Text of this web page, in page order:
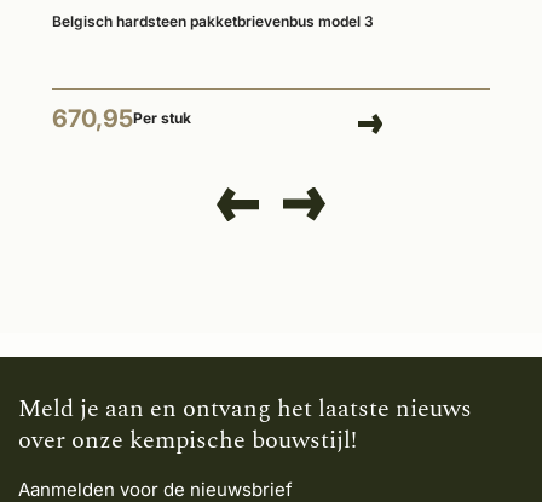
Belgisch hardsteen pakketbrievenbus model 3
670,95Per stuk
Meld je aan en ontvang het laatste nieuws
over onze kempische bouwstijl!
Aanmelden voor de nieuwsbrief